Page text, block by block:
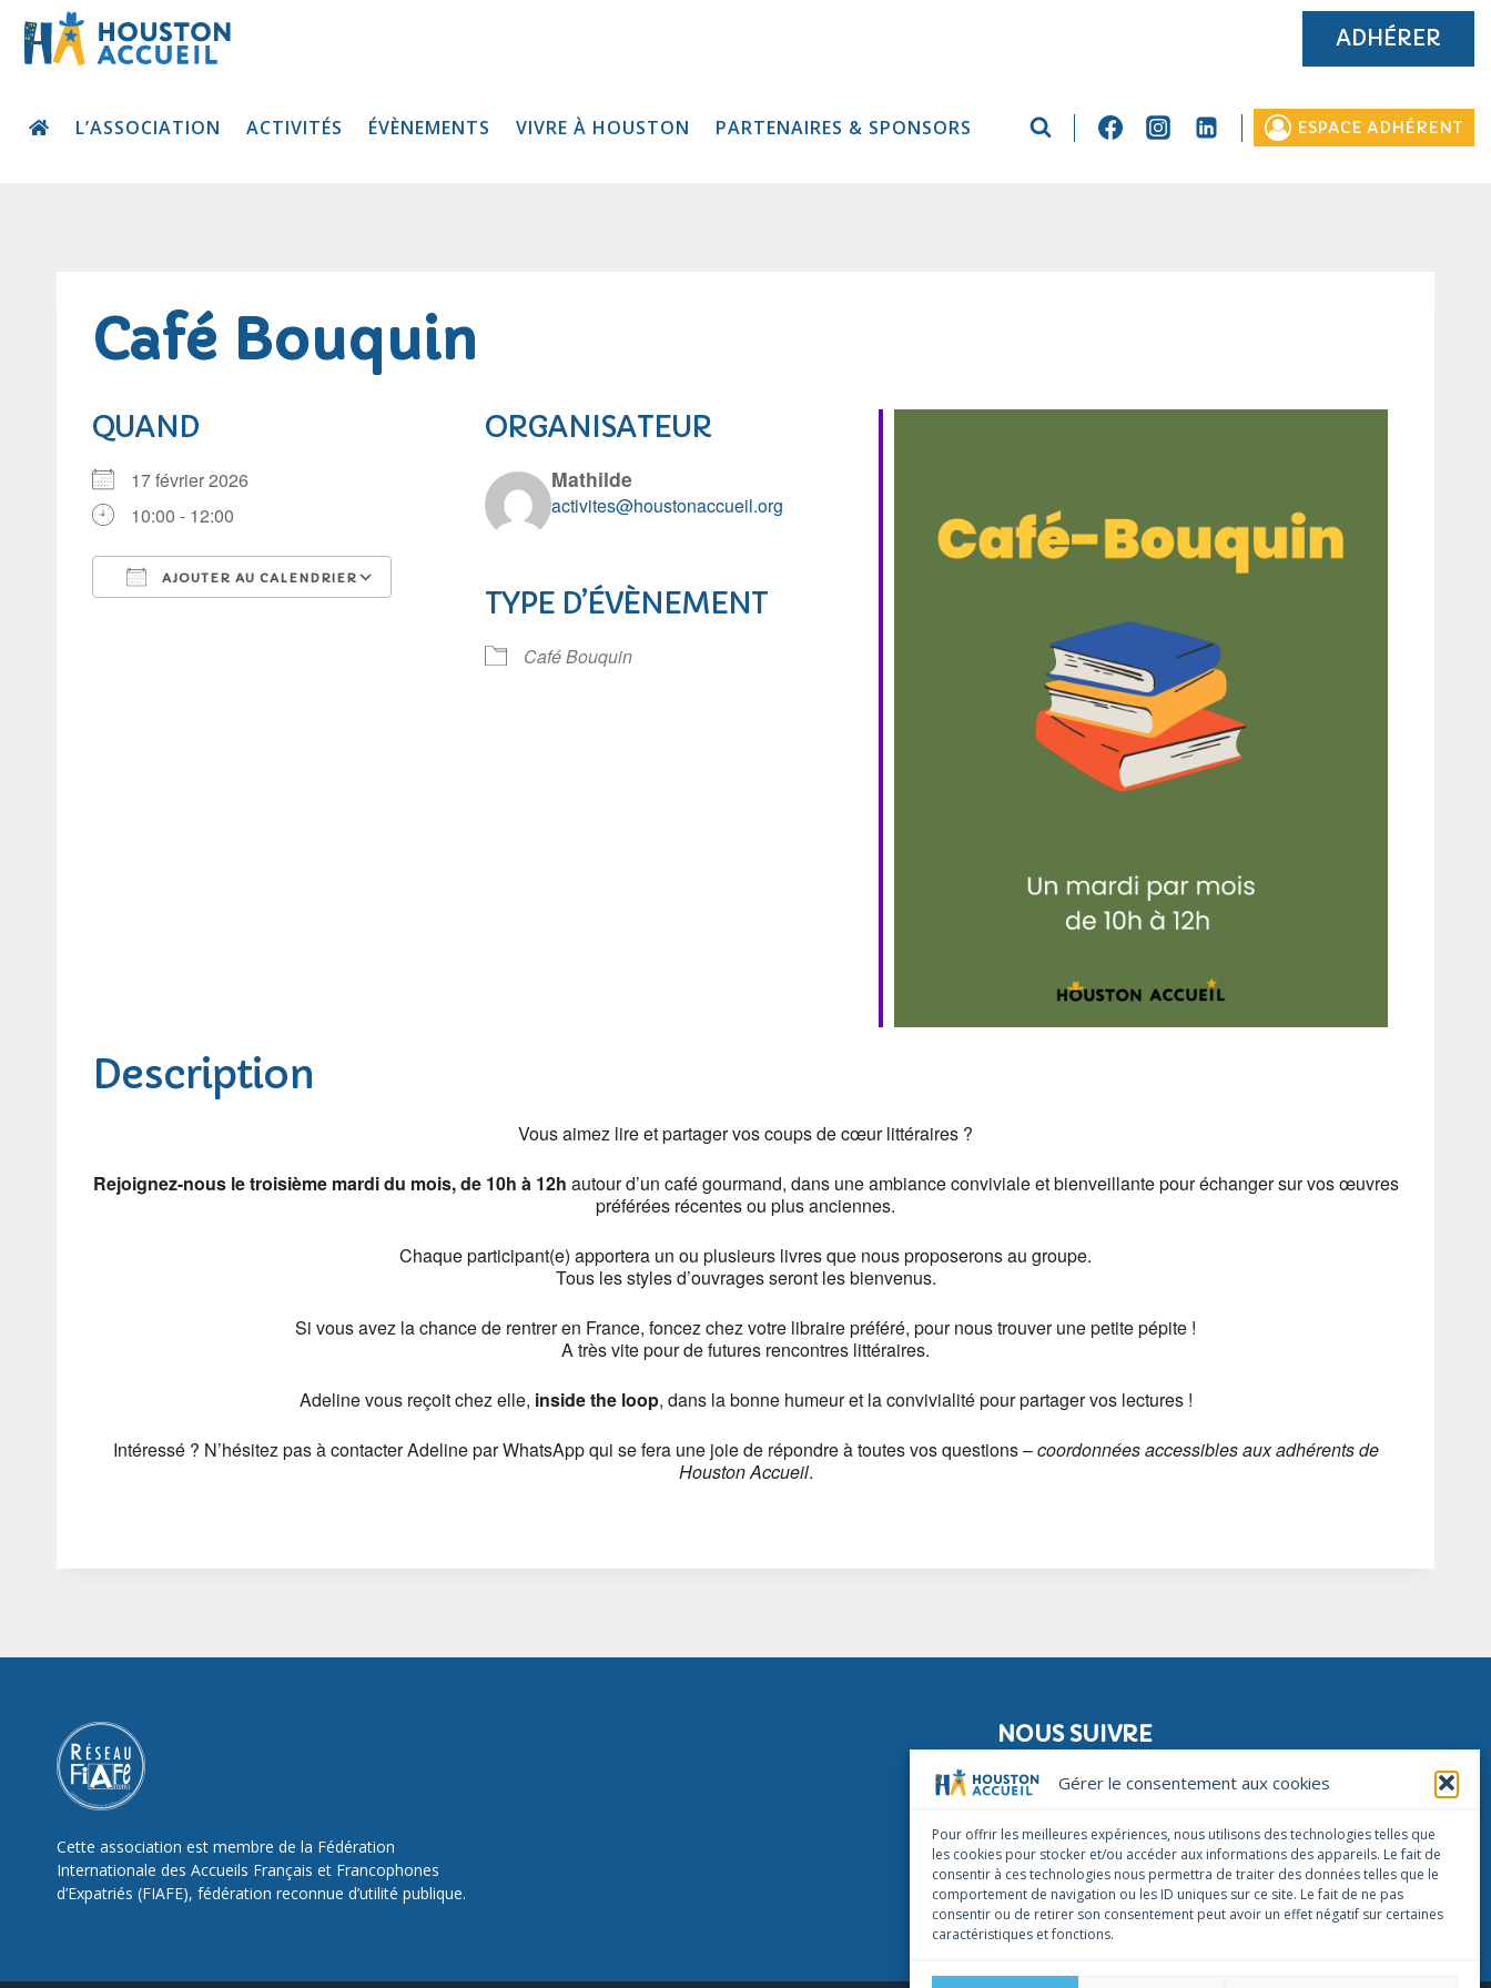
Gérer le consentement aux cookies
Pour offrir les meilleures expériences, nous utilisons des technologies telles que
les cookies pour stocker et/ou accéder aux informations des appareils. Le fait de
consentir à ces technologies nous permettra de traiter des données telles que le
comportement de navigation ou les ID uniques sur ce site. Le fait de ne pas
consentir ou de retirer son consentement peut avoir un effet négatif sur certaines
caractéristiques et fonctions.
ADHÉRER
L’ASSOCIATION ACTIVITÉS ÉVÈNEMENTS VIVRE À HOUSTON PARTENAIRES & SPONSORS ESPACE ADHÉRENT
Café Bouquin
QUAND
17 février 2026
10:00 - 12:00
AJOUTER AU CALENDRIER
Calendrier Google iCalendar
ORGANISATEUR
Mathilde
activites@houstonaccueil.org
TYPE D’ÉVÈNEMENT
Café Bouquin
Description
Vous aimez lire et partager vos coups de cœur littéraires ?
Rejoignez-nous le troisième mardi du mois, de 10h à 12h autour d’un café gourmand, dans une ambiance conviviale et bienveillante pour échanger sur vos œuvres
préférées récentes ou plus anciennes.
Chaque participant(e) apportera un ou plusieurs livres que nous proposerons au groupe.
Tous les styles d’ouvrages seront les bienvenus.
Si vous avez la chance de rentrer en France, foncez chez votre libraire préféré, pour nous trouver une petite pépite !
A très vite pour de futures rencontres littéraires.
Adeline vous reçoit chez elle, inside the loop, dans la bonne humeur et la convivialité pour partager vos lectures !
Intéressé ? N’hésitez pas à contacter Adeline par WhatsApp qui se fera une joie de répondre à toutes vos questions –coordonnées accessibles aux adhérents de
Houston Accueil.
Cette association est membre de la Fédération
Internationale des Accueils Français et Francophones
d’Expatriés (FIAFE), fédération reconnue d’utilité publique.
NOUS SUIVRE
infos@houstonaccueil.org